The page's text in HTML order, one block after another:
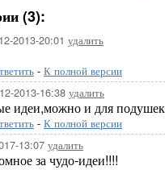
(3):
2013-20:01 удалить
- К полной версии
2013-16:38 удалить
идеи,можно и для
- К полной версии
13:07 удалить
за чудо-идеи!!!!